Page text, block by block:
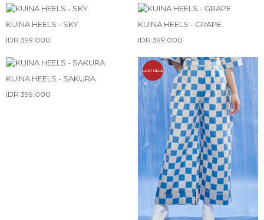
KUINA HEELS - SKY
IDR 399.000
KUINA HEELS - GRAPE
IDR 399.000
KUINA HEELS - SAKURA
IDR 399.000
LAST PIECE